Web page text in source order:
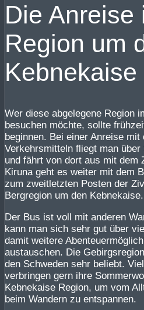
Die Anreise
Region um
Kebnekaise
Wer diese abgelegene Region
besuchen möchte, sollte
beginnen. Bei einer Anreise mit
Verkehrsmitteln fliegt man
und fährt von dort aus mit dem
Kiruna geht es weiter mit dem
zum zweitletzten Posten der
Bergregion um den Kebnekaise.
Der Bus ist voll mit anderen
kann man sich sehr gut über
damit weitere
austauschen. Die
den Schweden sehr beliebt.
verbringen gern ihre
Kebnekaise Region, um vom
beim Wandern zu entspannen.